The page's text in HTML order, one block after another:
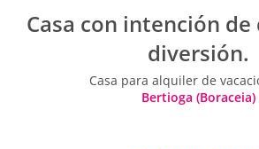
Casa con intención de
diversión.
Casa para alquiler de
Bertioga (Boraceia)